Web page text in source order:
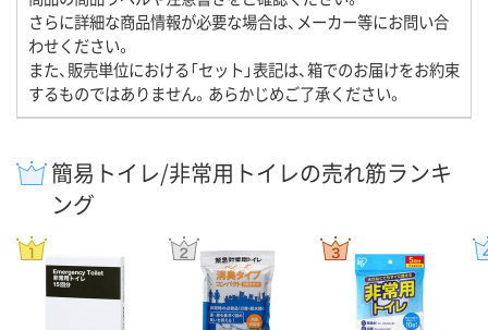
さらに詳細な商品情報が必要な場合は、メーカー等にお問い合
わせください。
また、販売単位における「セット」表記は、箱でのお届けをお約束
するものではありません。あらかじめご了承ください。
簡易トイレ/非常用トイレの売れ筋ランキ
ング